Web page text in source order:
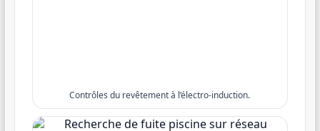
Contrôles du revêtement à l’électro-induction.